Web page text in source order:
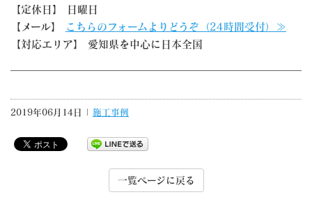
【定休日】 日曜日
【メール】
こちらのフォームよりどうぞ（24時間受付）≫
【対応エリア】 愛知県を中心に日本全国
2019年06月14日 | 施工事例
一覧ページに戻る